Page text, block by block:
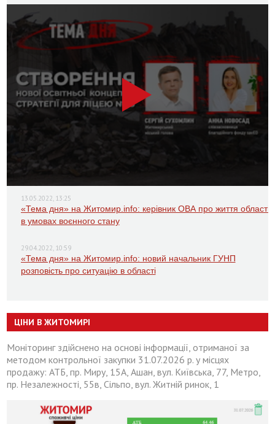
13.05.2022, 13:25
«Тема дня» на Житомир.info: керівник ОВА про життя області
в умовах воєнного стану
29.04.2022, 10:59
«Тема дня» на Житомир.info: новий начальник ГУНП
розповість про ситуацію в області
ЦІНИ В ЖИТОМИРІ
Моніторинг здійснено на основі інформації, отриманої за
методом контрольної закупки 31.07.2026 р. у місцях
продажу: АТБ, пр. Миру, 15А, Ашан, вул. Київська, 77, Метро,
пр. Незалежності, 55в, Сільпо, вул. Житній ринок, 1